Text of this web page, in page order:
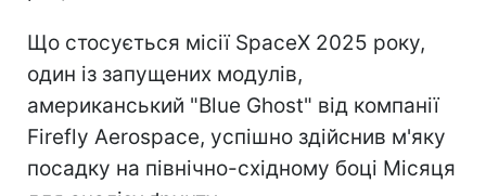
Що стосується місії SpaceX 2025 року,
один із запущених модулів,
американський "Blue Ghost" від компанії
Firefly Aerospace, успішно здійснив м'яку
посадку на північно-східному боці Місяця